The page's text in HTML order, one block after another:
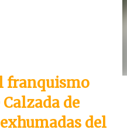
franquismo
de
del